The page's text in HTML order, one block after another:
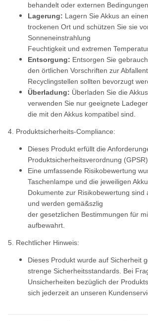
behandelt oder externen
Lagerung: Lagern Sie Akkus an
trockenen Ort und schützen Sie sie
Sonneneinstrahlung
Feuchtigkeit und extremen
Entsorgung: Entsorgen Sie
den örtlichen Vorschriften zur
Recyclingstellen sollten bevorzugt
Überladung: Überladen Sie die
verwenden Sie nur geeignete
die mit den Akkus kompatibel sind.
4. Produktsicherheits-Compliance:
Dieses Produkt erfüllt die
Produktsicherheitsverordnung
Eine umfassende Risikobewertung
Taschenlampe und die jeweiligen
Dokumente zur Risikobewertung sind
und werden gemä&szlig
der gesetzlichen Bestimmungen für
aufbewahrt.
5. Rechtlicher Hinweis:
Dieses Produkt wurde auf Sicherheit
strenge Sicherheitsstandards. Bei
Unsicherheiten bezüglich der
sich jederzeit an unseren